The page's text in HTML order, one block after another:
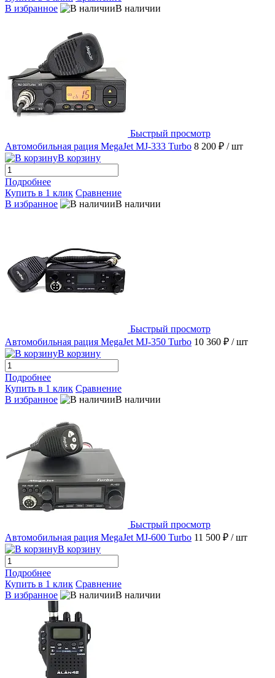
В избранное
В наличии
Быстрый просмотр
Автомобильная рация MegaJet MJ-333 Turbo 8 200 ₽ / шт
В корзину
Подробнее
Купить в 1 клик Сравнение
В избранное
В наличии
Быстрый просмотр
Автомобильная рация MegaJet MJ-350 Turbo 10 360 ₽ / шт
В корзину
Подробнее
Купить в 1 клик Сравнение
В избранное
В наличии
Быстрый просмотр
Автомобильная рация MegaJet MJ-600 Turbo 11 500 ₽ / шт
В корзину
Подробнее
Купить в 1 клик Сравнение
В избранное
В наличии